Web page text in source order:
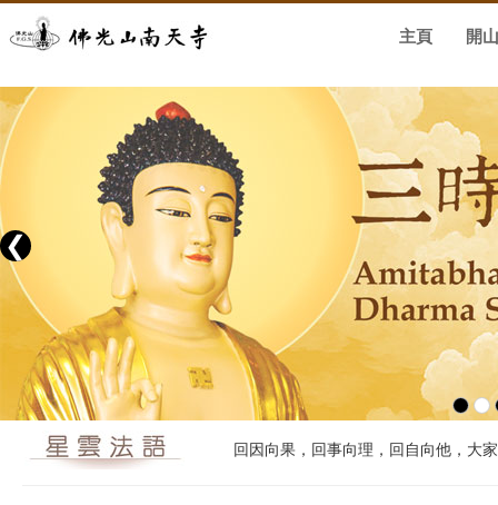
主頁 開
❮
回因向果，回事向理，回自向他，大